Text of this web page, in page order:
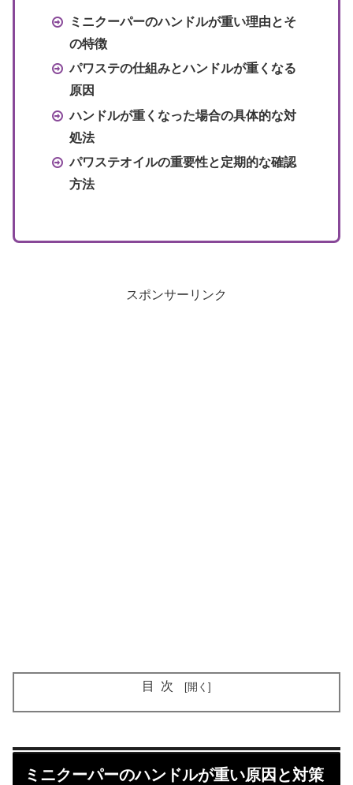
ミニクーパーのハンドルが重い理由とそ
の特徴
パワステの仕組みとハンドルが重くなる
原因
ハンドルが重くなった場合の具体的な対
処法
パワステオイルの重要性と定期的な確認
方法
スポンサーリンク
目次
ミニクーパーのハンドルが重い原因と対策